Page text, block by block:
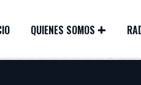
QUIENES SOMOS